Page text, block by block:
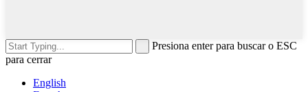
Presiona enter para buscar o ESC
para cerrar
English